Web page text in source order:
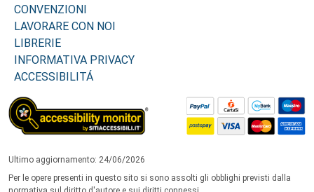
CONVENZIONI
LAVORARE CON NOI
LIBRERIE
INFORMATIVA PRIVACY
ACCESSIBILITÁ
Ultimo aggiornamento: 24/06/2026
Per le opere presenti in questo sito si sono assolti gli obblighi previsti dalla